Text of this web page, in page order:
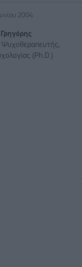
2004
(Ph.D.)